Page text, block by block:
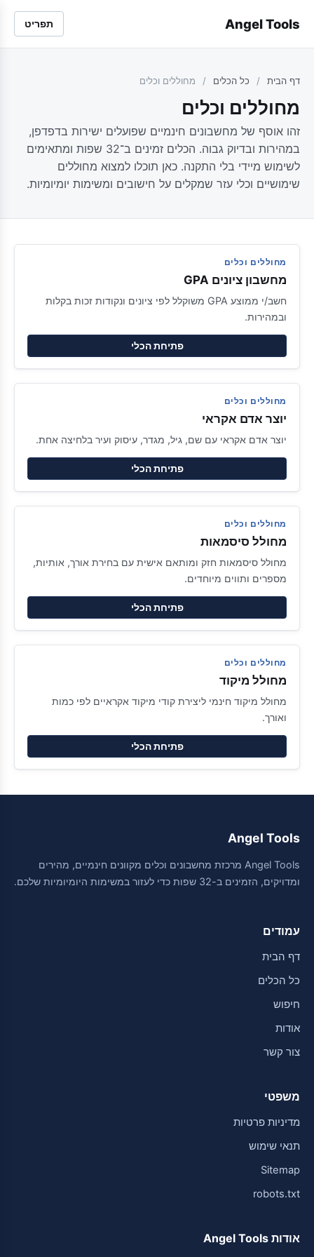
Angel Tools תפריט
דף הבית / כל הכלים / מחוללים וכלים
מחוללים וכלים
זהו אוסף של מחשבונים חינמיים שפועלים ישירות בדפדפן,
במהירות ובדיוק גבוה. הכלים זמינים ב־32 שפות ומתאימים
לשימוש מיידי בלי התקנה. כאן תוכלו למצוא מחוללים
שימושיים וכלי עזר שמקלים על חישובים ומשימות יומיומיות.
מחוללים וכלים
מחשבון ציונים GPA
חשב/י ממוצע GPA משוקלל לפי ציונים ונקודות זכות בקלות
ובמהירות.
פתיחת הכלי
מחוללים וכלים
יוצר אדם אקראי
יוצר אדם אקראי עם שם, גיל, מגדר, עיסוק ועיר בלחיצה אחת.
פתיחת הכלי
מחוללים וכלים
מחולל סיסמאות
מחולל סיסמאות חזק ומותאם אישית עם בחירת אורך, אותיות,
מספרים ותווים מיוחדים.
פתיחת הכלי
מחוללים וכלים
מחולל מיקוד
מחולל מיקוד חינמי ליצירת קודי מיקוד אקראיים לפי כמות
ואורך.
פתיחת הכלי
Angel Tools
Angel Tools מרכזת מחשבונים וכלים מקוונים חינמיים, מהירים
ומדויקים, הזמינים ב-32 שפות כדי לעזור במשימות היומיומיות שלכם.
עמודים
דף הבית
כל הכלים
חיפוש
אודות
צור קשר
משפטי
מדיניות פרטיות
תנאי שימוש
Sitemap
robots.txt
אודות Angel Tools